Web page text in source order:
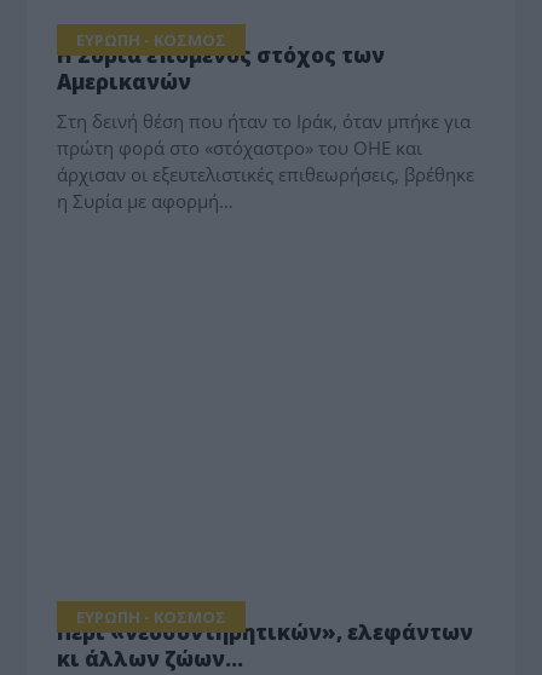
ΕΥΡΩΠΗ - ΚΟΣΜΟΣ
Η Συρία επόμενος στόχος των
Αμερικανών
Στη δεινή θέση που ήταν το Ιράκ, όταν μπήκε για
πρώτη φορά στο «στόχαστρο» του ΟΗΕ και
άρχισαν οι εξευτελιστικές επιθεωρήσεις, βρέθηκε
η Συρία με αφορμή…
ΕΥΡΩΠΗ - ΚΟΣΜΟΣ
Περί «νεοσυντηρητικών», ελεφάντων
κι άλλων ζώων…